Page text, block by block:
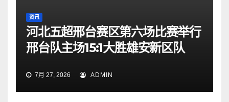
资讯
河北五超邢台赛区第六场比赛举行
邢台队主场15:1大胜雄安新区队
7月 27, 2026 ADMIN